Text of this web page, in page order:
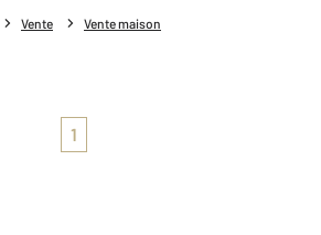
Vente Vente maison
1